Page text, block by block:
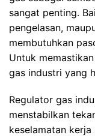
sangat penting.
pengelasan,
membutuhkan
Untuk
gas industri yang
Regulator gas
menstabilkan
keselamatan